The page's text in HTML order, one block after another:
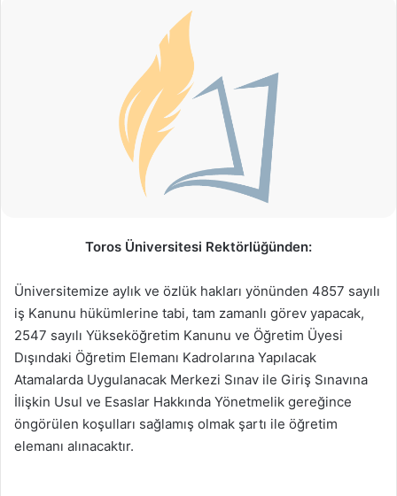
Toros Üniversitesi Rektörlüğünden:
Üniversitemize aylık ve özlük hakları yönünden 4857 sayılı
iş Kanunu hükümlerine tabi, tam zamanlı görev yapacak,
2547 sayılı Yükseköğretim Kanunu ve Öğretim Üyesi
Dışındaki Öğretim Elemanı Kadrolarına Yapılacak
Atamalarda Uygulanacak Merkezi Sınav ile Giriş Sınavına
İlişkin Usul ve Esaslar Hakkında Yönetmelik gereğince
öngörülen koşulları sağlamış olmak şartı ile öğretim
elemanı alınacaktır.